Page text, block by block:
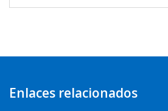
Enlaces relacionados